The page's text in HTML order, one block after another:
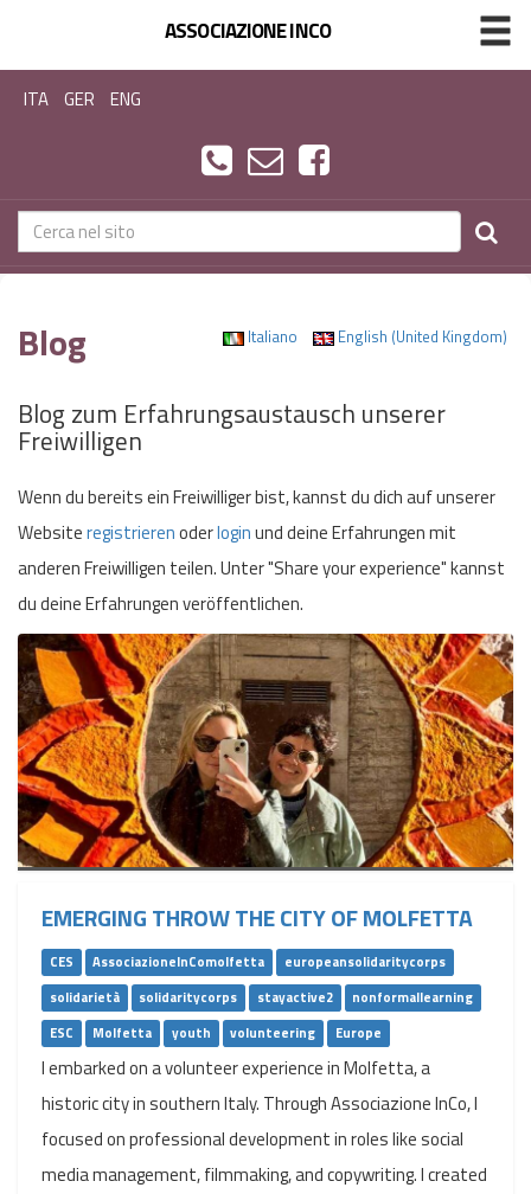
ASSOCIAZIONE INCO
ITA GER ENG
Italiano English (United Kingdom)
Blog
Blog zum Erfahrungsaustausch unserer
Freiwilligen
Wenn du bereits ein Freiwilliger bist, kannst du dich auf unserer
Websiteregistrierenoderloginund deine Erfahrungen mit
anderen Freiwilligen teilen. Unter "Share your experience" kannst
du deine Erfahrungen veröffentlichen.
EMERGING THROW THE CITY OF MOLFETTA
CES AssociazioneInComolfetta
europeansolidaritycorps
solidarietà
solidaritycorps stayactive2
nonformallearning
ESC
Molfetta youth volunteering Europe
I embarked on a volunteer experience in Molfetta, a
historic city in southern Italy. Through Associazione InCo, I
focused on professional development in roles like social
media management, filmmaking, and copywriting. I created